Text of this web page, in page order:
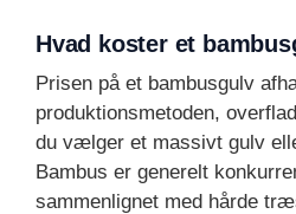
Hvad koster et
Prisen på et bambusgulv
produktionsmetoden,
du vælger et massivt gulv
Bambus er generelt
sammenlignet med hårde